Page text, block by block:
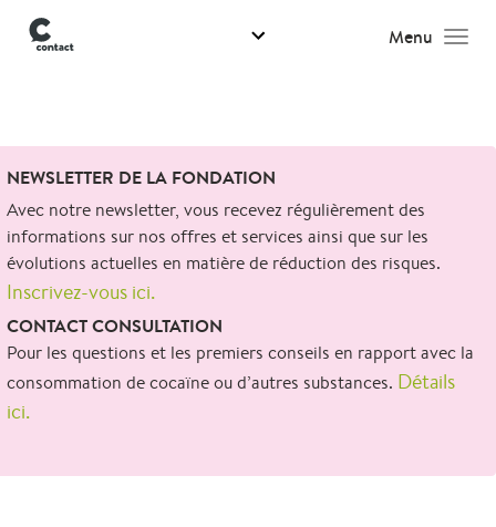
Menu
for:
NEWSLETTER DE LA FONDATION
Avec notre newsletter, vous recevez régulièrement des
informations sur nos offres et services ainsi que sur les
évolutions actuelles en matière de réduction des risques.
Inscrivez-vous ici.
CONTACT CONSULTATION
Pour les questions et les premiers conseils en rapport avec la
consommation de cocaïne ou d’autres substances. Détails
ici.